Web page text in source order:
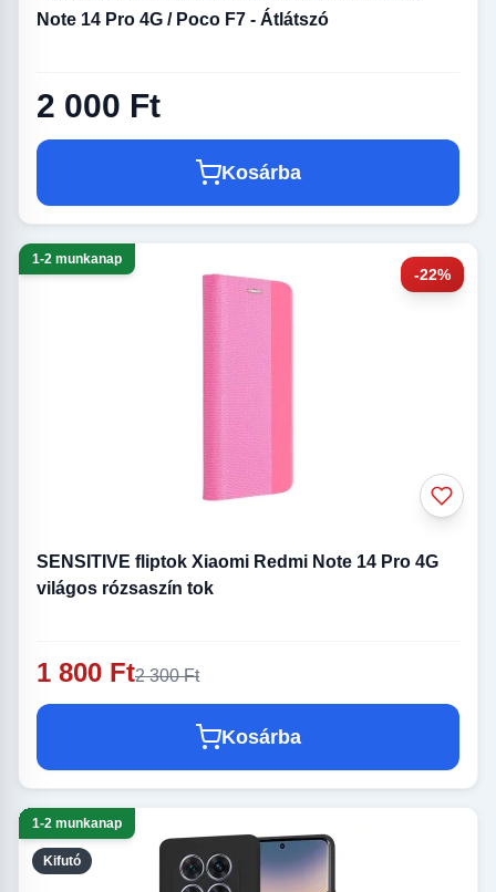
Note 14 Pro 4G / Poco F7 - Átlátszó
2 000 Ft
Kosárba
-22%
1-2 munkanap
SENSITIVE fliptok Xiaomi Redmi Note 14 Pro 4G
világos rózsaszín tok
1 800 Ft2 300 Ft
Kosárba
Kifutó
1-2 munkanap